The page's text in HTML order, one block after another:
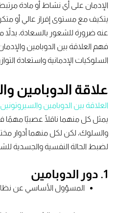
الإدمان على أي نشاط أو مادة مرتبط
يتكيف مع مستوى إفراز عالي أو
عنه ضرورة للشعور بالسعادة، بدلاً
فهم العلاقة بين الدوبامين
السلوكيات الإدمانية واستعادة
علاقة الدوبامين
العلاقة بين الدوبامين والسيروتونين
يمثل كل منهما ناقلًا عصبيًا مهمًا في
والسلوك، لكن لكل منهما أدوار
لضبط الحالة النفسية والجسدية
المسؤول الأساسي عن نظام